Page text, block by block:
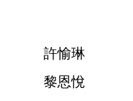
許愉琳
黎恩悅